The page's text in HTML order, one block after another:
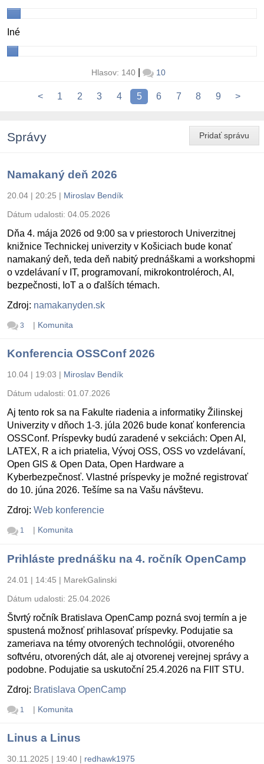
Iné
Hlasov: 140 | 10
< 1 2 3 4 5 6 7 8 9 >
Pridať správu
Správy
Namakaný deň 2026
20.04 | 20:25 | Miroslav Bendík
Dátum udalosti: 04.05.2026
Dňa 4. mája 2026 od 9:00 sa v priestoroch Univerzitnej
knižnice Technickej univerzity v Košiciach bude konať
namakaný deň, teda deň nabitý prednáškami a workshopmi
o vzdelávaní v IT, programovaní, mikrokontroléroch, AI,
bezpečnosti, IoT a o ďalších témach.
Zdroj: namakanyden.sk
3 | Komunita
Konferencia OSSConf 2026
10.04 | 19:03 | Miroslav Bendík
Dátum udalosti: 01.07.2026
Aj tento rok sa na Fakulte riadenia a informatiky Žilinskej
Univerzity v dňoch 1-3. júla 2026 bude konať konferencia
OSSConf. Príspevky budú zaradené v sekciách: Open AI,
LATEX, R a ich priatelia, Vývoj OSS, OSS vo vzdelávaní,
Open GIS & Open Data, Open Hardware a
Kyberbezpečnosť. Vlastné príspevky je možné registrovať
do 10. júna 2026. Tešíme sa na Vašu návštevu.
Zdroj: Web konferencie
1 | Komunita
Prihláste prednášku na 4. ročník OpenCamp
24.01 | 14:45 | MarekGalinski
Dátum udalosti: 25.04.2026
Štvrtý ročník Bratislava OpenCamp pozná svoj termín a je
spustená možnosť prihlasovať príspevky. Podujatie sa
zameriava na témy otvorených technológii, otvoreného
softvéru, otvorených dát, ale aj otvorenej verejnej správy a
podobne. Podujatie sa uskutoční 25.4.2026 na FIIT STU.
Zdroj: Bratislava OpenCamp
1 | Komunita
Linus a Linus
30.11.2025 | 19:40 | redhawk1975